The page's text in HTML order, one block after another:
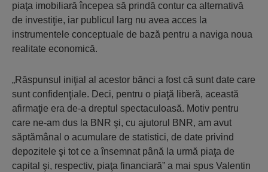
piaţa imobiliară începea să prindă contur ca alternativă
de investiţie, iar publicul larg nu avea acces la
instrumentele conceptuale de bază pentru a naviga noua
realitate economică.
„Răspunsul iniţial al acestor bănci a fost că sunt date care
sunt confidenţiale. Deci, pentru o piaţă liberă, această
afirmaţie era de-a dreptul spectaculoasă. Motiv pentru
care ne-am dus la BNR şi, cu ajutorul BNR, am avut
săptămânal o acumulare de statistici, de date privind
depozitele şi tot ce a însemnat până la urmă piaţa de
capital şi, respectiv, piaţa financiară” a mai spus Valentin